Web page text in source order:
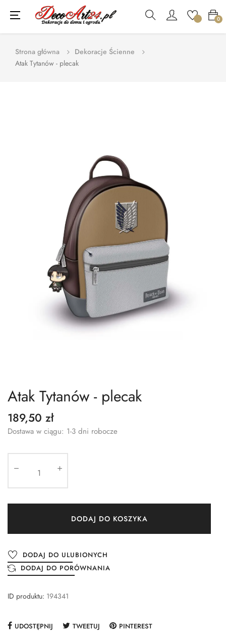
0
Toggle
navigation
☰
Strona główna
Dekoracje Ścienne
Atak Tytanów - plecak
Atak Tytanów - plecak
189,50 zł
Dostawa w ciągu: 1-3 dni robocze
DODAJ DO KOSZYKA
DODAJ DO ULUBIONYCH
DODAJ DO PORÓWNANIA
ID produktu: 194341
UDOSTĘPNIJ TWEETUJ PINTEREST